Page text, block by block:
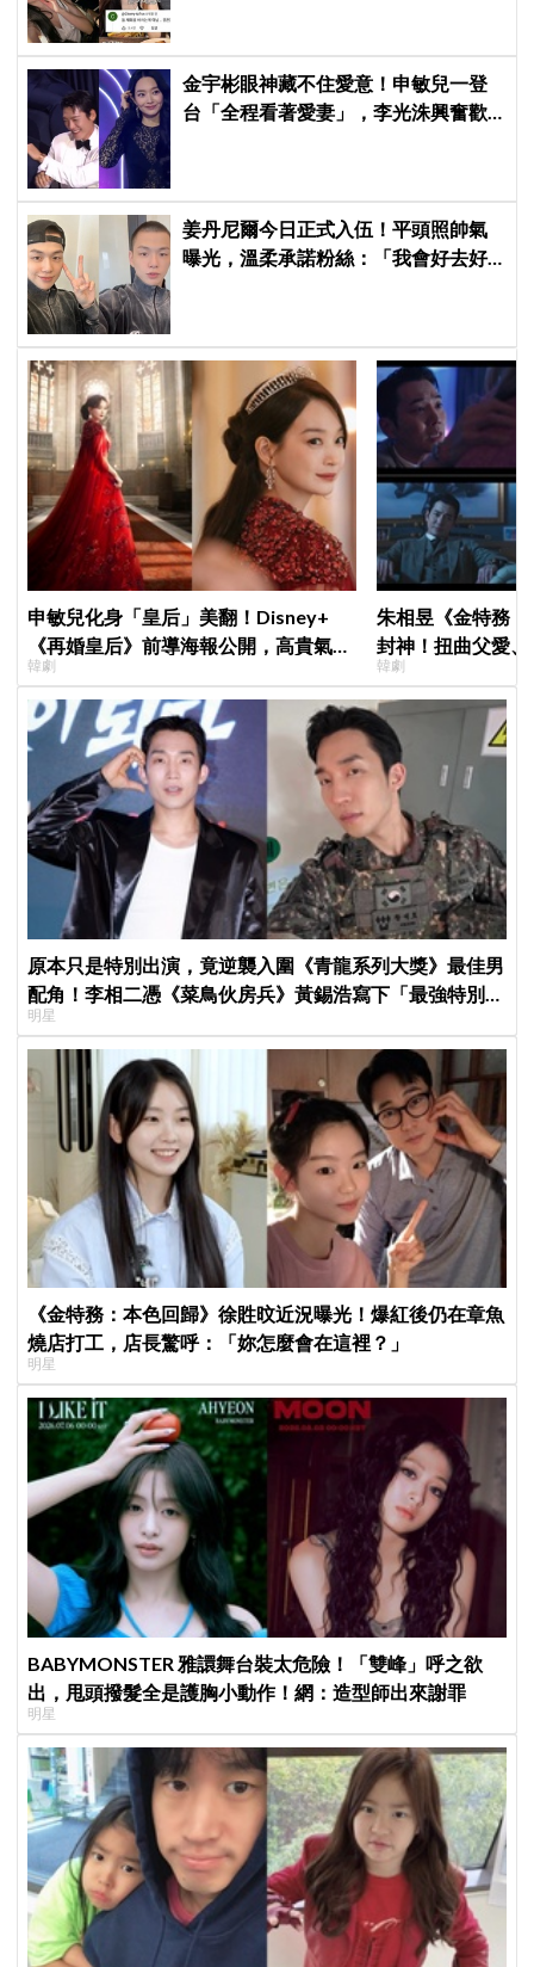
金宇彬眼神藏不住愛意！申敏兒一登
台「全程看著愛妻」，李光洙興奮歡
姜丹尼爾今日正式入伍！平頭照帥氣
曝光，溫柔承諾粉絲：「我會好去好
申敏兒化身「皇后」美翻！Disney+
《再婚皇后》前導海報公開，高貴氣場
＋豪華主演陣容讓人超期待！
韓劇
朱相昱《金特務
封神！扭曲父愛
毛骨悚然
韓劇
原本只是特別出演，竟逆襲入圍《青龍系列大獎》最佳男
配角！李相二憑《菜鳥伙房兵》黃錫浩寫下「最強特別出
演」傳奇
明星
《金特務：本色回歸》徐貹旼近況曝光！爆紅後仍在章魚
燒店打工，店長驚呼：「妳怎麼會在這裡？」
明星
BABYMONSTER 雅譞舞台裝太危險！「雙峰」呼之欲
出，甩頭撥髮全是護胸小動作！網：造型師出來謝罪
明星